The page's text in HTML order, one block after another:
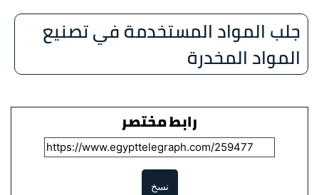
جلب المواد المستخدمة في تصنيع
المواد المخدرة
رابط مختصر
نسخ